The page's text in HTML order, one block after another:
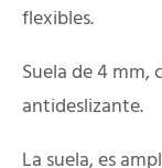
flexibles.
Suela de 4
antideslizante.
La suela, es